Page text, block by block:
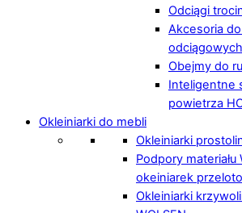
Odciągi
Akcesoria
odciągowych
Obejmy do
Inteligentne
powietrza
Okleiniarki do mebli
Okleiniarki
Podpory materiału
okeiniarek
Okleiniarki